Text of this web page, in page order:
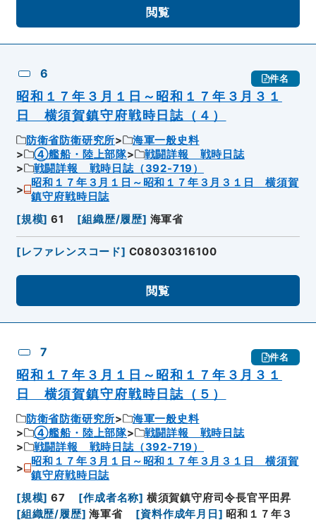
閲覧
6 件名
昭和１７年３月１日～昭和１７年３月３１
日 横須賀鎮守府戦時日誌（４）
防衛省防衛研究所
海軍一般史料
④艦船・陸上部隊
戦闘詳報 戦時日誌
戦闘詳報 戦時日誌（392-719）
昭和１７年３月１日～昭和１７年３月３１日 横須賀
鎮守府戦時日誌
[規模] 61 [組織歴/履歴] 海軍省
[レファレンスコード] C08030316100
閲覧
7 件名
昭和１７年３月１日～昭和１７年３月３１
日 横須賀鎮守府戦時日誌（５）
防衛省防衛研究所
海軍一般史料
④艦船・陸上部隊
戦闘詳報 戦時日誌
戦闘詳報 戦時日誌（392-719）
昭和１７年３月１日～昭和１７年３月３１日 横須賀
鎮守府戦時日誌
[規模] 67 [作成者名称] 横須賀鎮守府司令長官平田昇
[組織歴/履歴] 海軍省 [資料作成年月日 ] 昭和１７年３